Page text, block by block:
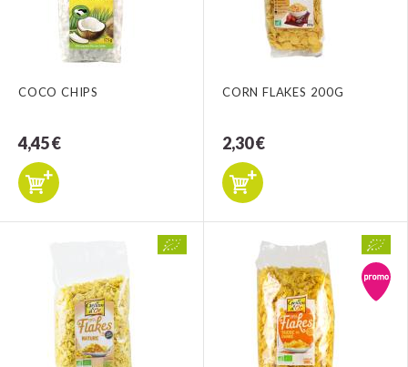
COCO CHIPS
4,45 €
CORN FLAKES 200G
2,30 €